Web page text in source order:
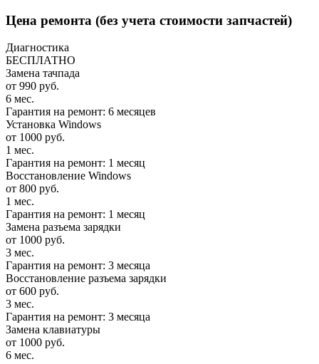
Цена ремонта (без учета стоимости запчастей)
Диагностика
БЕСПЛАТНО
Замена тачпада
от 990 руб.
6 мес.
Гарантия на ремонт: 6 месяцев
Установка Windows
от 1000 руб.
1 мес.
Гарантия на ремонт: 1 месяц
Восстановление Windows
от 800 руб.
1 мес.
Гарантия на ремонт: 1 месяц
Замена разъема зарядки
от 1000 руб.
3 мес.
Гарантия на ремонт: 3 месяца
Восстановление разъема зарядки
от 600 руб.
3 мес.
Гарантия на ремонт: 3 месяца
Замена клавиатуры
от 1000 руб.
6 мес.